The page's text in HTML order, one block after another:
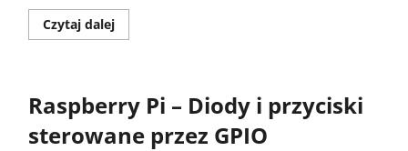
Czytaj dalejDowiedz
się
gier
z
płyt
krok
Raspberry Pi – Diody i przyciski
sterowane przez GPIO